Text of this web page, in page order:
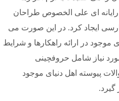
ای علی الخصوص طراحان
ایجاد کرد. در این صورت می
در ارائه راهکارها و شرایط
نیاز شامل حروفچینی
پیوسته اهل دنیای موجود
گیرد.